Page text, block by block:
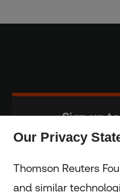
Sign up
Our Privacy
Thomson Reuters
and similar